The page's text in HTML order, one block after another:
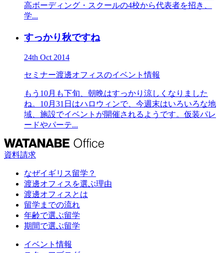
高ボーディング・スクールの4校から代表者を招き、
学...
すっかり秋ですね
24th Oct 2014
セミナー渡邊オフィスのイベント情報
もう10月も下旬、朝晩はすっかり涼しくなりました
ね。10月31日はハロウィンで、今週末はいろいろな地
域、施設でイベントが開催されるようです。仮装パレ
ードやパーテ...
資料請求
なぜイギリス留学？
渡邊オフィスを選ぶ理由
渡邊オフィスとは
留学までの流れ
年齢で選ぶ留学
期間で選ぶ留学
イベント情報